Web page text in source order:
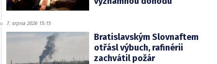
7. srpna 2026 15:15
Bratislavským Slovnaftem
otřásl výbuch, rafinérii
zachvátil požár